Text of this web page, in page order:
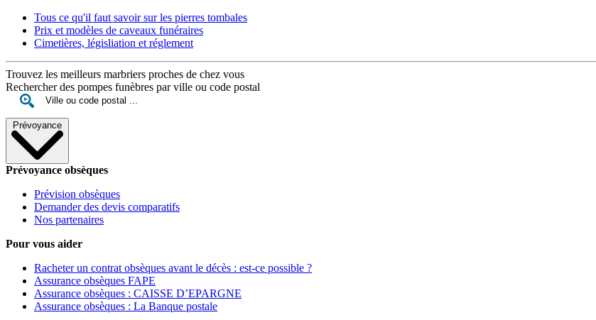
Tous ce qu'il faut savoir sur les pierres tombales
Prix et modèles de caveaux funéraires
Cimetières, législiation et réglement
Trouvez les meilleurs marbriers proches de chez vous
Rechercher des pompes funèbres par ville ou code postal
Prévoyance
Prévoyance obsèques
Prévision obsèques
Demander des devis comparatifs
Nos partenaires
Pour vous aider
Racheter un contrat obsèques avant le décès : est-ce possible ?
Assurance obsèques FAPE
Assurance obsèques : CAISSE D’EPARGNE
Assurance obsèques : La Banque postale